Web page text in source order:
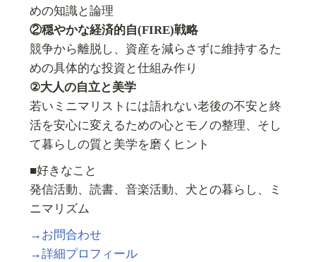
めの知識と論理
②穏やかな経済的自(FIRE)戦略
競争から離脱し、資産を減らさずに維持するた
めの具体的な投資と仕組み作り
②大人の自立と美学
若いミニマリストには語れない老後の不安と終
活を安心に変えるための心とモノの整理、そし
て暮らしの質と美学を磨くヒント
■好きなこと
発信活動、読書、音楽活動、犬との暮らし、ミ
ニマリズム
→お問合わせ
→詳細プロフィール